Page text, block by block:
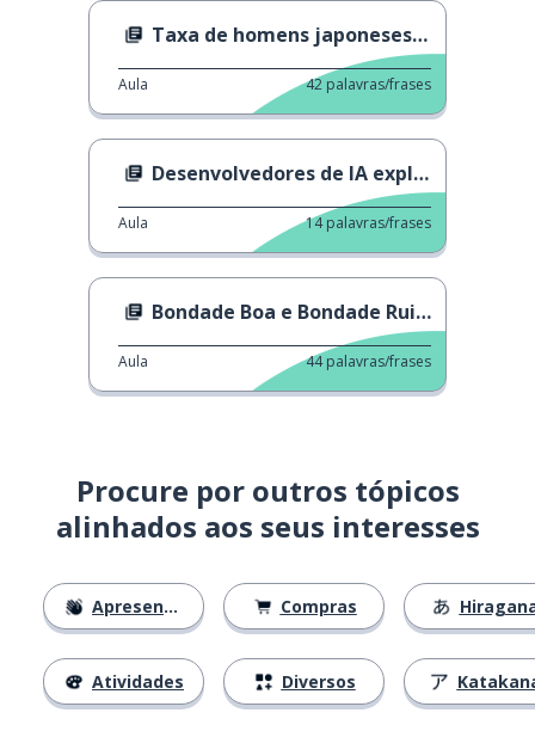
Taxa de homens japoneses solteiros
Aula 42 palavras/frases
Desenvolvedores de IA explicam
Aula 14 palavras/frases
Bondade Boa e Bondade Ruim
Aula 44 palavras/frases
Procure por outros tópicos
alinhados aos seus interesses
Apresentações
Atividades
Compras
Diversos